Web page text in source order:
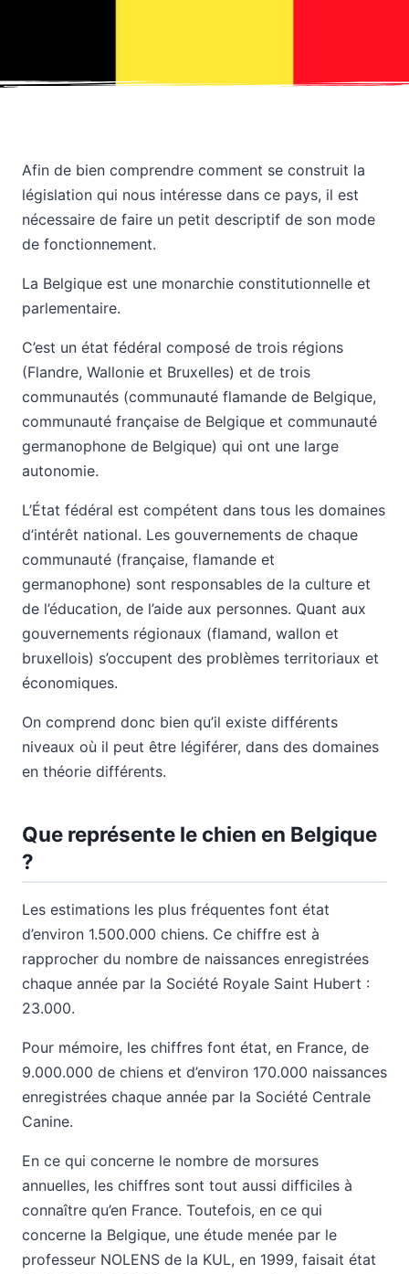
Afin de bien comprendre comment se construit la
législation qui nous intéresse dans ce pays, il est
nécessaire de faire un petit descriptif de son mode
de fonctionnement.
La Belgique est une monarchie constitutionnelle et
parlementaire.
C’est un état fédéral composé de trois régions
(Flandre, Wallonie et Bruxelles) et de trois
communautés (communauté flamande de Belgique,
communauté française de Belgique et communauté
germanophone de Belgique) qui ont une large
autonomie.
L’État fédéral est compétent dans tous les domaines
d’intérêt national. Les gouvernements de chaque
communauté (française, flamande et
germanophone) sont responsables de la culture et
de l’éducation, de l’aide aux personnes. Quant aux
gouvernements régionaux (flamand, wallon et
bruxellois) s’occupent des problèmes territoriaux et
économiques.
On comprend donc bien qu’il existe différents
niveaux où il peut être légiférer, dans des domaines
en théorie différents.
Que représente le chien en Belgique
?
Les estimations les plus fréquentes font état
d’environ 1.500.000 chiens. Ce chiffre est à
rapprocher du nombre de naissances enregistrées
chaque année par la Société Royale Saint Hubert :
23.000.
Pour mémoire, les chiffres font état, en France, de
9.000.000 de chiens et d’environ 170.000 naissances
enregistrées chaque année par la Société Centrale
Canine.
En ce qui concerne le nombre de morsures
annuelles, les chiffres sont tout aussi difficiles à
connaître qu’en France. Toutefois, en ce qui
concerne la Belgique, une étude menée par le
professeur NOLENS de la KUL, en 1999, faisait état